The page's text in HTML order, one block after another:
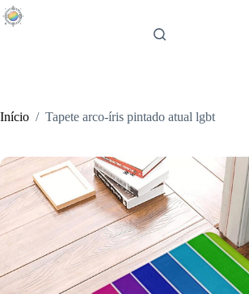
Pular
para
Início / Tapete arco-íris pintado atual lgbt